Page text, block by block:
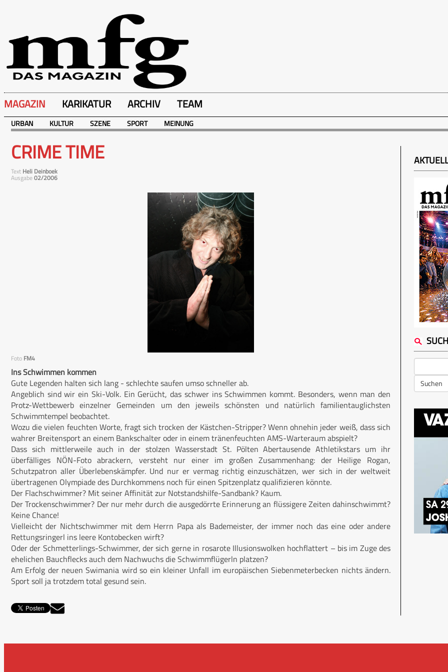
MAGAZIN KARIKATUR ARCHIV TEAM
URBAN KULTUR SZENE SPORT MEINUNG
CRIME TIME
Text Heli Deinboek
Ausgabe02/2006
Foto FM4
Ins Schwimmen kommen
Gute Legenden halten sich lang - schlechte saufen umso schneller ab.
Angeblich sind wir ein Ski-Volk. Ein Gerücht, das schwer ins Schwimmen kommt. Besonders, wenn man den
Protz-Wettbewerb einzelner Gemeinden um den jeweils schönsten und natürlich familientauglichsten
Schwimmtempel beobachtet.
Wozu die vielen feuchten Worte, fragt sich trocken der Kästchen-Stripper? Wenn ohnehin jeder weiß, dass sich
wahrer Breitensport an einem Bankschalter oder in einem tränenfeuchten AMS-Warteraum abspielt?
Dass sich mittlerweile auch in der stolzen Wasserstadt St. Pölten Abertausende Athletikstars um ihr
überfälliges NÖN-Foto abrackern, versteht nur einer im großen Zusammenhang: der Heilige Rogan,
Schutzpatron aller Überlebenskämpfer. Und nur er vermag richtig einzuschätzen, wer sich in der weltweit
übertragenen Olympiade des Durchkommens noch für einen Spitzenplatz qualifizieren könnte.
Der Flachschwimmer? Mit seiner Affinität zur Notstandshilfe-Sandbank? Kaum.
Der Trockenschwimmer? Der nur mehr durch die ausgedörrte Erinnerung an flüssigere Zeiten dahinschwimmt?
Keine Chance!
Vielleicht der Nichtschwimmer mit dem Herrn Papa als Bademeister, der immer noch das eine oder andere
Rettungsringerl ins leere Kontobecken wirft?
Oder der Schmetterlings-Schwimmer, der sich gerne in rosarote Illusionswolken hochflattert – bis im Zuge des
ehelichen Bauchflecks auch dem Nachwuchs die Schwimmflügerln platzen?
Am Erfolg der neuen Swimania wird so ein kleiner Unfall im europäischen Siebenmeterbecken nichts ändern.
Sport soll ja trotzdem total gesund sein.
Suchen